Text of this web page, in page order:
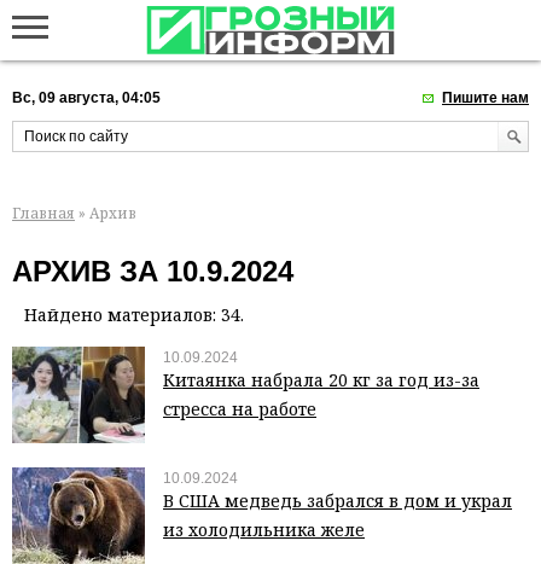
Вс, 09 августа, 04:05 Пишите нам
Главная » Архив
АРХИВ ЗА 10.9.2024
Найдено материалов: 34.
10.09.2024
Китаянка набрала 20 кг за год из-за
стресса на работе
10.09.2024
В США медведь забрался в дом и украл
из холодильника желе